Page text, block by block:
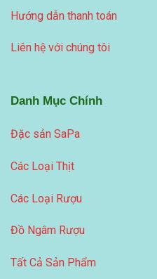
Hướng dẫn thanh toán
Liên hệ với chúng tôi
Danh Mục Chính
Đặc sản SaPa
Các Loại Thịt
Các Loại Rượu
Đồ Ngâm Rượu
Tất Cả Sản Phẩm